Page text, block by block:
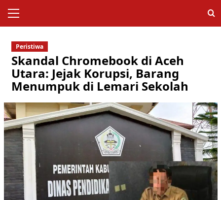
Menu
Peristiwa
Skandal Chromebook di Aceh
Utara: Jejak Korupsi, Barang
Menumpuk di Lemari Sekolah